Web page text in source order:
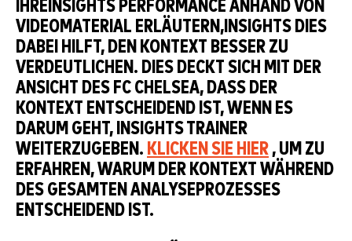
HREINSIGHTS PERFORMANCE ANHAND VON V
IDEOMATERIAL ERLÄUTERN,INSIGHTS DIES D
ABEI HILFT, DEN KONTEXT BESSER ZU V
ERDEUTLICHEN. DIES DECKT SICH MIT DER A
NSICHT DES FC CHELSEA, DASS DER K
ONTEXT ENTSCHEIDEND IST, WENN ES D
ARUM GEHT, INSIGHTS TRAINER W
EITERZUGEBEN. KLICKEN SIE HIER , UM ZU
ERFAHREN, WARUM DER KONTEXT WÄHREND
DES GESAMTEN ANALYSEPROZESSES
ENTSCHEIDEND IST.